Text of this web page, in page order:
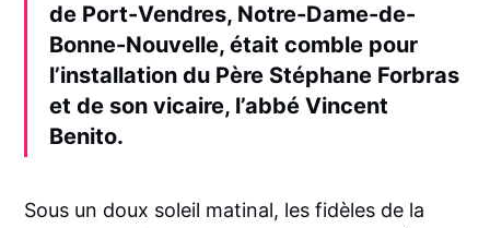
de Port-Vendres, Notre-Dame-de-
Bonne-Nouvelle, était comble pour
l’installation du Père Stéphane Forbras
et de son vicaire, l’abbé Vincent
Benito.
Sous un doux soleil matinal, les fidèles de la